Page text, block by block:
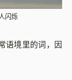
闪烁
语境里的词，因